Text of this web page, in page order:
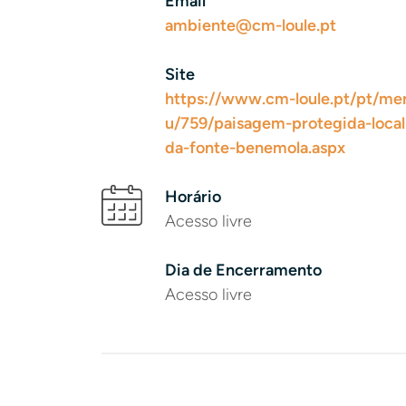
ambiente@cm-loule.pt
Site
https://www.cm-loule.pt/pt/
u/759/paisagem-protegida-
da-fonte-benemola.aspx
Horário
Acesso livre
Dia de Encerramento
Acesso livre